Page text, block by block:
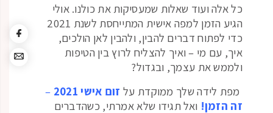
כל אלה ועוד שאלות שמעסיקות את כולנו. אולי
הגיע הזמן למפה אישית המתייחסת לשנת 2021
כדי לפתוח דברים להבין, ולהבין לאן הולכים,
איך, עם מי – ואיך להצליח לרוץ בין הטיפות
ולממש את עצמך, ובגדול?
מפת לידה שלך ממוקדת על זום אישי 2021
–
זה הזמן! ואל תגידו שלא אמרתי, כשהדברים